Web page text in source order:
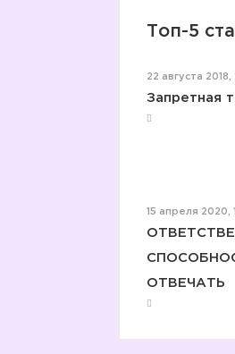
Топ-5
22 августа 2018,
Запретная
15 апреля 2020,
ОТВЕЧАТЬ ⠀